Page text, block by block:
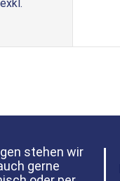
exkl.
stehen wir
gerne